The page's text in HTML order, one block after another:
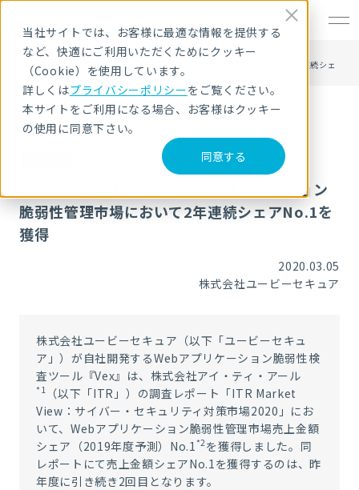
当社サイトでは、お客様に最適な情報を提供する
など、快適にご利用いただくためにクッキー
（Cookie）を使用しています。
詳しくはプライバシーポリシーをご覧ください。
本サイトをご利用になる場合、お客様はクッキー
の使用に同意下さい。
同意する
HOME
ニュース・トピックス
ITRの調査で「Vex」がWebアプリケーション脆弱性管理市場において2年連続シェ
アNo.1を獲得
ITRの調査で「Vex」がWebアプリケーション
脆弱性管理市場において2年連続シェアNo.1を
獲得
2020.03.05
株式会社ユービーセキュア
株式会社ユービーセキュア（以下「ユービーセキュ
ア」）が自社開発するWebアプリケーション脆弱性検
査ツール『Vex』は、株式会社アイ・ティ・アール
*1
（以下「ITR」）の調査レポート「ITR Market
View：サイバー・セキュリティ対策市場2020」にお
いて、Webアプリケーション脆弱性管理市場売上金額
シェア（2019年度予測）No.1 *2を獲得しました。同
レポートにて売上金額シェアNo.1 を獲得するのは、昨
年度に引き続き 2回目となります。